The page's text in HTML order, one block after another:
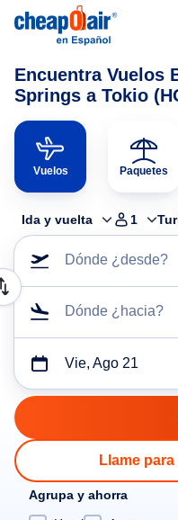
Encuentra Vuelos
Springs a Tokio
Vuelos Paquetes
Ida y vuelta 1
Dónde ¿desde?
Dónde ¿hacia?
Vie, Ago 21
Llame
Agrupa y ahorra